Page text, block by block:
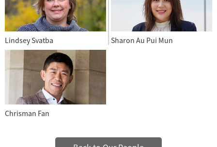
Lindsey Svatba Sharon Au Pui Mun
Chrisman Fan